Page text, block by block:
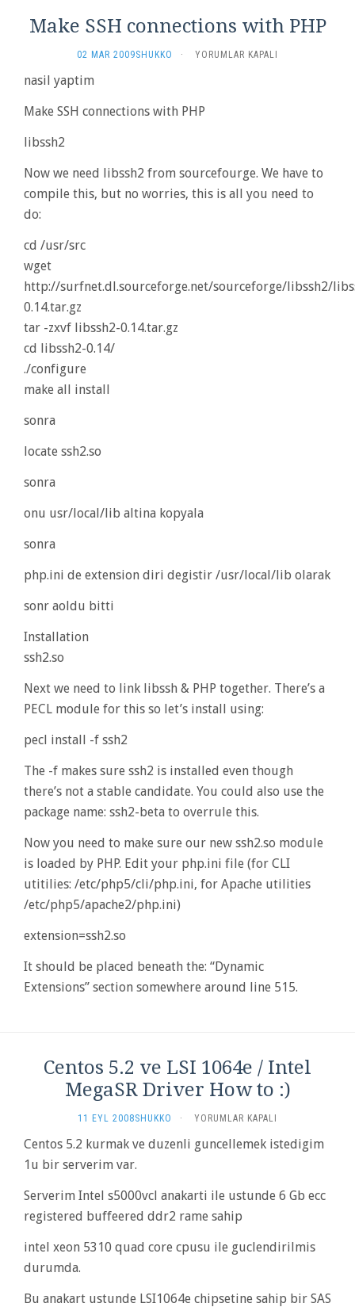
Make SSH connections with PHP
02 MAR 2009SHUKKO ·
MAKE
PHP
YORUMLAR KAPALI
nasil yaptim
Make SSH connections with PHP
libssh2
Now we need libssh2 from sourcefourge. We have to
compile this, but no worries, this is all you need to
do:
cd /usr/src
wget
http://surfnet.dl.sourceforge.net/sourceforge/libssh2/
0.14.tar.gz
tar -zxvf libssh2-0.14.tar.gz
cd libssh2-0.14/
./configure
make all install
sonra
locate ssh2.so
sonra
onu usr/local/lib altina kopyala
sonra
php.ini de extension diri degistir /usr/local/lib olarak
sonr aoldu bitti
Installation
ssh2.so
Next we need to link libssh & PHP together. There’s a
PECL module for this so let’s install using:
pecl install -f ssh2
The -f makes sure ssh2 is installed even though
there’s not a stable candidate. You could also use the
package name: ssh2-beta to overrule this.
Now you need to make sure our new ssh2.so module
is loaded by PHP. Edit your php.ini file (for CLI
utitilies: /etc/php5/cli/php.ini, for Apache utilities
/etc/php5/apache2/php.ini)
extension=ssh2.so
It should be placed beneath the: “Dynamic
Extensions” section somewhere around line 515.
Centos 5.2 ve LSI 1064e / Intel
MegaSR Driver How to :)
11 EYL 2008SHUKKO ·
CENTOS
VE
/
MEGASR
HOW
IÇIN
YORUMLAR KAPALI
Centos 5.2 kurmak ve duzenli guncellemek istedigim
1u bir serverim var.
Serverim Intel s5000vcl anakarti ile ustunde 6 Gb ecc
registered buffeered ddr2 rame sahip
intel xeon 5310 quad core cpusu ile guclendirilmis
durumda.
Bu anakart ustunde LSI1064e chipsetine sahip bir SAS